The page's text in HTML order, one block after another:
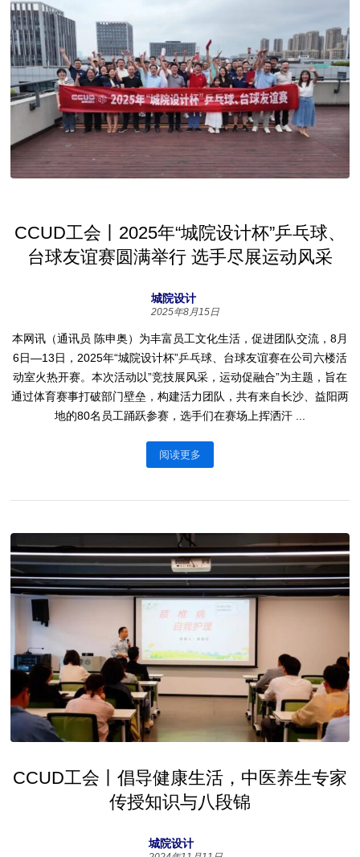
CCUD工会丨2025年“城院设计杯”乒乓球、
台球友谊赛圆满举行 选手尽展运动风采
城院设计
2025年8月15日
本网讯（通讯员 陈申奥）为丰富员工文化生活，促进团队交流，8月
6日—13日，2025年“城院设计杯”乒乓球、台球友谊赛在公司六楼活
动室火热开赛。本次活动以”竞技展风采，运动促融合”为主题，旨在
通过体育赛事打破部门壁垒，构建活力团队，共有来自长沙、益阳两
地的80名员工踊跃参赛，选手们在赛场上挥洒汗 ...
阅读更多
CCUD工会丨倡导健康生活，中医养生专家
传授知识与八段锦
城院设计